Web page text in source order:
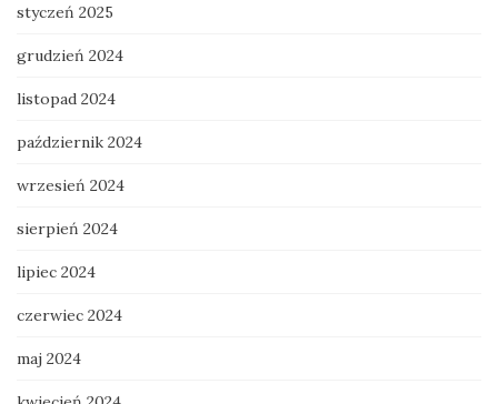
styczeń 2025
grudzień 2024
listopad 2024
październik 2024
wrzesień 2024
sierpień 2024
lipiec 2024
czerwiec 2024
maj 2024